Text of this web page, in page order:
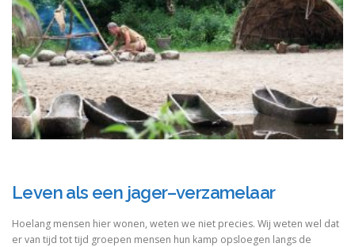
Leven als een jager–verzamelaar
Hoelang mensen hier wonen, weten we niet precies. Wij weten wel dat
er van tijd tot tijd groepen mensen hun kamp opsloegen langs de